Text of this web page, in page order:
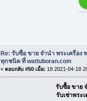
Re: รับซื้อ ขาย จำนำ พระเครื่อง
ทุกชนิด ที่ wattuboran.com
« ตอบกลับ #50 เมื่อ: 18 2021-04-18
รับซื้อ ขาย
รับเช่าพระ